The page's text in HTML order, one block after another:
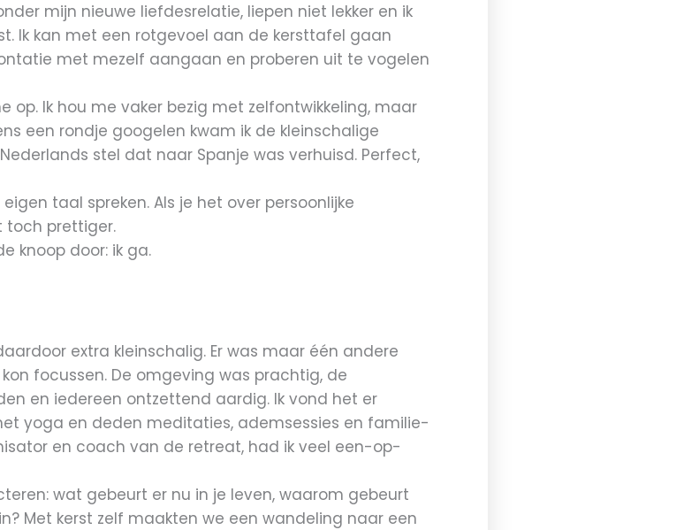
mijn nieuwe liefdesrelatie, liepen niet lekker en ik
Ik kan met een rotgevoel aan de kersttafel gaan
met mezelf aangaan en proberen uit te vogelen
op. Ik hou me vaker bezig met zelfontwikkeling, maar
een rondje googelen kwam ik de kleinschalige
stel dat naar Spanje was verhuisd. Perfect,
taal spreken. Als je het over persoonlijke
toch prettiger.
knoop door: ik ga.
extra kleinschalig. Er was maar één andere
focussen. De omgeving was prachtig, de
en iedereen ontzettend aardig. Ik vond het er
yoga en deden meditaties, ademsessies en familie-
en coach van de retreat, had ik veel een-op-
wat gebeurt er nu in je leven, waarom gebeurt
Met kerst zelf maakten we een wandeling naar een